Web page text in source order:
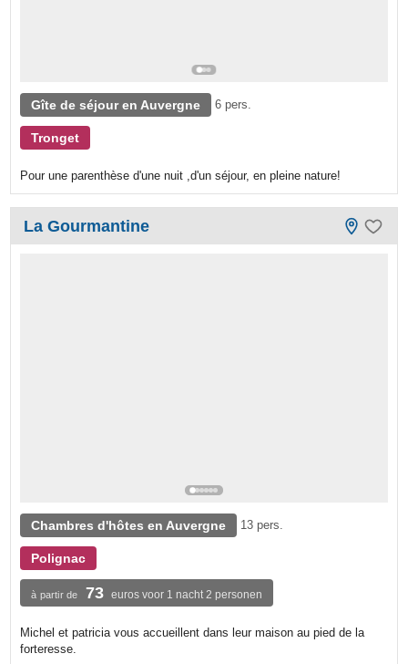
Gîte de séjour en Auvergne 6 pers.
Tronget
Pour une parenthèse d'une nuit ,d'un séjour, en pleine nature!
La Gourmantine
Chambres d'hôtes en Auvergne 13 pers.
Polignac
à partir de 73 euros voor 1 nacht 2 personen
Michel et patricia vous accueillent dans leur maison au pied de la
forteresse.